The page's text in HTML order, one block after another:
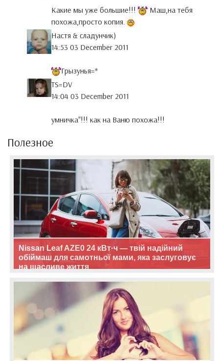
Какие мы уже большие!!!
Маш,на тебя
похожа,просто копия.
Настя & сладунчик)
14:53 03 December 2011
Грызунья=*
TS=DV
14:04 03 December 2011
умничка"!!! как на Ваню похожа!!!
Полезное
Nissan Leaf AZE0 24 кВт·ч — твій надійний
обіймаш для самотньої мами, яка заслуговує
на щасливе життя